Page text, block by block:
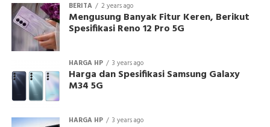
BERITA 2 years ago
Mengusung Banyak Fitur Keren, Berikut
Spesifikasi Reno 12 Pro 5G
HARGA HP 3 years ago
Harga dan Spesifikasi Samsung Galaxy
M34 5G
HARGA HP 3 years ago